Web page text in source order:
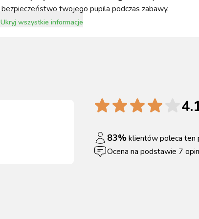
bezpieczeństwo twojego pupila podczas zabawy.
Ukryj wszystkie informacje
83%klientów poleca ten
Ocena na podstawie 7